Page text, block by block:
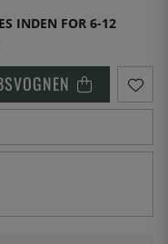
INDEN FOR 6-12